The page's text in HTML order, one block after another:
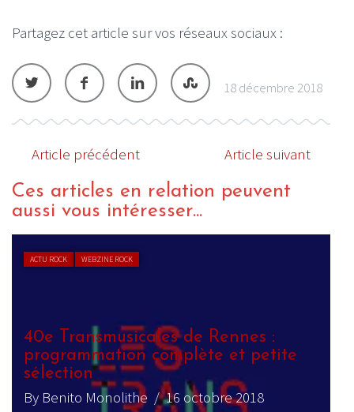
Partagez cet article sur vos réseaux sociaux :
18 décembre 2018
Article précédent Article suivant
Ces articles en relation peuvent
aussi vous intéresser...
ACTU ROCK WEBZINE ROCK
40e Transmusicales de Rennes :
programmation complète et petite
sélection
By Benito Monolithe / 16 octobre 2018